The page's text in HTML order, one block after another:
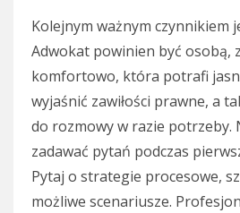
Kolejnym ważnym czynnikiem
Adwokat powinien być osobą,
komfortowo, która potrafi
wyjaśnić zawiłości prawne, a
do rozmowy w razie potrzeby.
zadawać pytań podczas
Pytaj o strategie procesowe,
możliwe scenariusze.